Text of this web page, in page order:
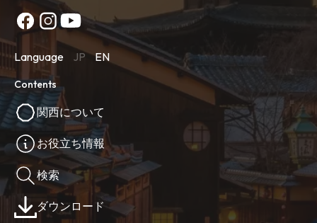
Language JP EN
Contents
関西について
お役立ち情報
検索
ダウンロード